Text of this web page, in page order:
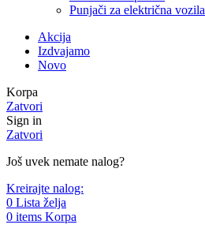
Punjači za električna vozila
Akcija
Izdvajamo
Novo
Korpa
Zatvori
Sign in
Zatvori
Još uvek nemate nalog?
Kreirajte nalog:
0 Lista želja
0 items Korpa